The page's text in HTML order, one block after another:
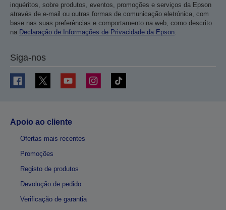
inquéritos, sobre produtos, eventos, promoções e serviços da Epson
através de e-mail ou outras formas de comunicação eletrónica, com
base nas suas preferências e comportamento na web, como descrito
na Declaração de Informações de Privacidade da Epson.
Siga-nos
Apoio ao cliente
Ofertas mais recentes
Promoções
Registo de produtos
Devolução de pedido
Verificação de garantia